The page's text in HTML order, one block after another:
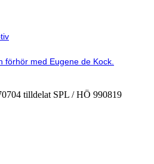
förhör med Eugene de Kock.
tilldelat SPL / HÖ 990819